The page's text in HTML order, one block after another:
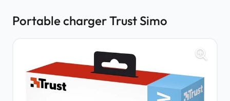
Portable charger Trust Simo